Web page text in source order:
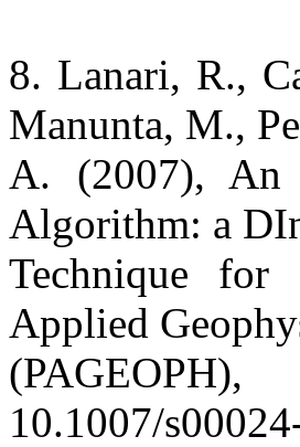
8. Lanari, R.,
Manunta, M.,
A. (2007), An
Algorithm: a
Technique for
Applied
10.1007/